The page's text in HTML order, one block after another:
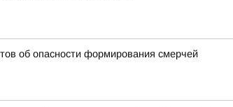
об опасности формирования смерчей